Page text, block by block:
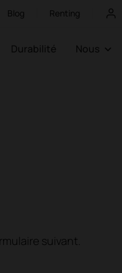
Blog Renting
Durabilité Nous
suivant.